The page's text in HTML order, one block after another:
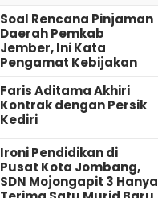
‎Soal Rencana Pinjaman
Daerah Pemkab
Jember, Ini Kata
Pengamat Kebijakan ‎
Faris Aditama Akhiri
Kontrak dengan Persik
Kediri
Ironi Pendidikan di
Pusat Kota Jombang,
SDN Mojongapit 3 Hanya